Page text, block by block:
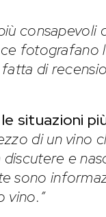
fotografano
di
situazioni
di un vino
e
sono
vino.”